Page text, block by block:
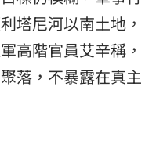
塔尼河以南土地，
高階官員艾辛稱，
落，不暴露在真主